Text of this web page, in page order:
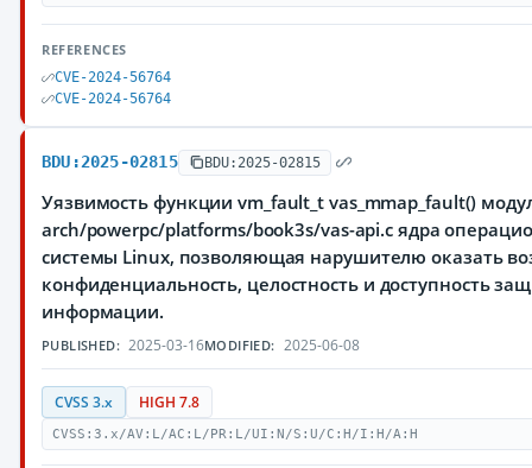
REFERENCES
CVE-2024-56764
CVE-2024-56764
BDU:2025-02815 BDU:2025-02815
Уязвимость функции vm_fault_t vas_mmap_fault()
arch/powerpc/platforms/book3s/vas-api.c ядра
системы Linux, позволяющая нарушителю оказать
конфиденциальность, целостность и доступность
информации.
PUBLISHED: 2025-03-16MODIFIED: 2025-06-08
CVSS 3.x HIGH 7.8
CVSS:3.x/AV:L/AC:L/PR:L/UI:N/S:U/C:H/I:H/A:H